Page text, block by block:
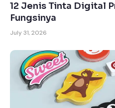
12 Jenis Tinta Digital
Fungsinya
July 31, 2026